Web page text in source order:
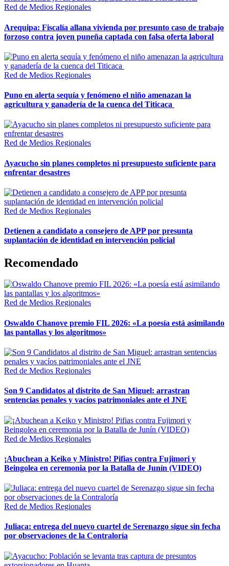
Red de Medios Regionales
Arequipa: Fiscalía allana vivienda por presunto caso de trabajo
forzoso contra joven puneña captada con falsa oferta laboral
Red de Medios Regionales
Puno en alerta sequía y fenómeno el niño amenazan la
agricultura y ganadería de la cuenca del Titicaca
Red de Medios Regionales
Ayacucho sin planes completos ni presupuesto suficiente para
enfrentar desastres
Red de Medios Regionales
Detienen a candidato a consejero de APP por presunta
suplantación de identidad en intervención policial
Recomendado
Red de Medios Regionales
Oswaldo Chanove premio FIL 2026: «La poesía está asimilando
las pantallas y los algoritmos»
Red de Medios Regionales
Son 9 Candidatos al distrito de San Miguel: arrastran
sentencias penales y vacíos patrimoniales ante el JNE
Red de Medios Regionales
¡Abuchean a Keiko y Ministro! Pifias contra Fujimori y
Beingolea en ceremonia por la Batalla de Junín (VIDEO)
Red de Medios Regionales
Juliaca: entrega del nuevo cuartel de Serenazgo sigue sin fecha
por observaciones de la Contraloría